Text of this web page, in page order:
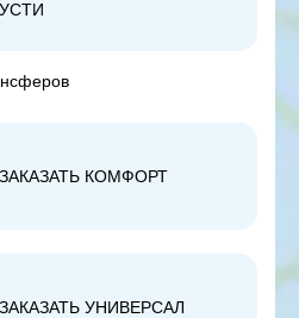
КОМФОРТ
УНИВЕРСАЛ